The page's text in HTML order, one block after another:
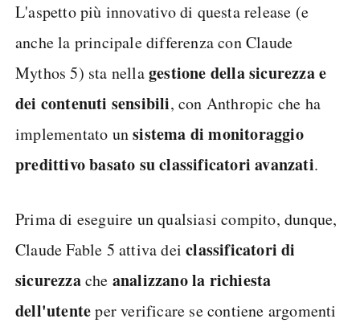
L'aspetto più innovativo di questa release (e
anche la principale differenza con Claude
Mythos 5) sta nellagestione della sicurezza e
dei contenuti sensibili, con Anthropic che ha
implementato unsistema di monitoraggio
predittivo basato su classificatori avanzati.
Prima di eseguire un qualsiasi compito, dunque,
Claude Fable 5 attiva deiclassificatori di
sicurezzache analizzano la richiesta
dell'utenteper verificare se contiene argomenti